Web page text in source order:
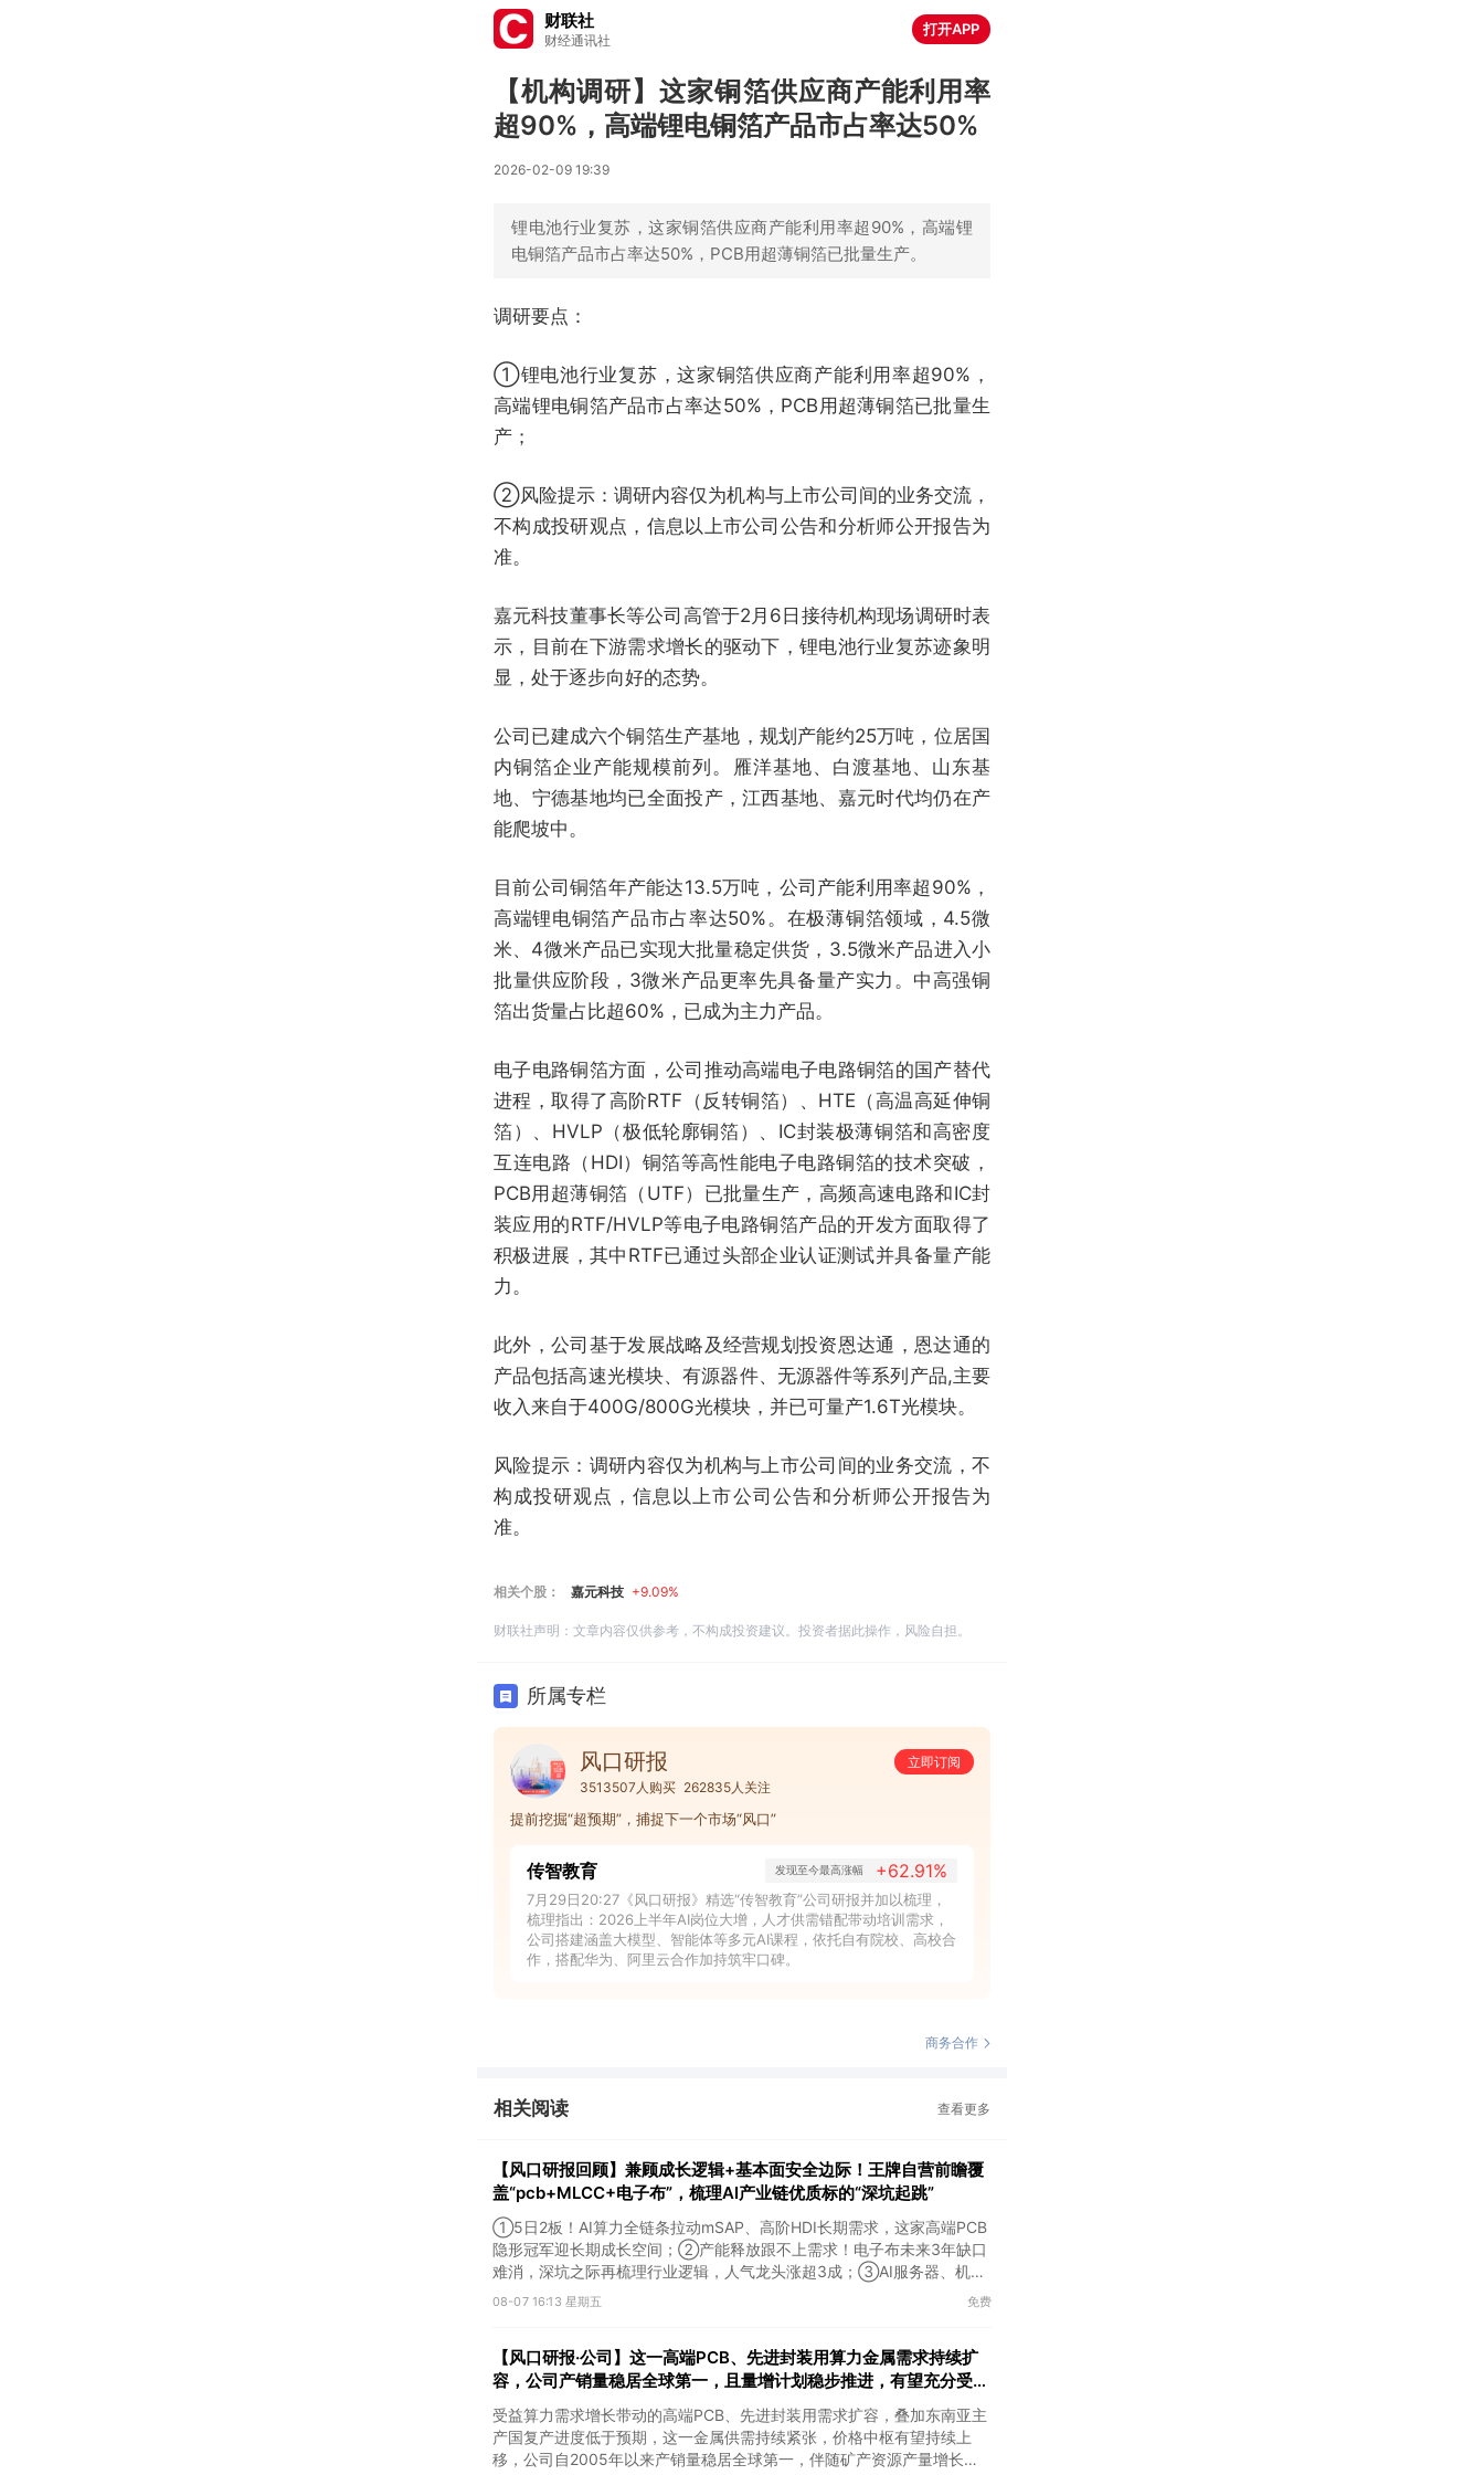
财联社
财经通讯社
打开APP
【机构调研】这家铜箔供应商产能利用率
超90%，高端锂电铜箔产品市占率达50%
2026-02-09 19:39
锂电池行业复苏，这家铜箔供应商产能利用率超90%，高端锂
电铜箔产品市占率达50%，PCB用超薄铜箔已批量生产。
调研要点：
①锂电池行业复苏，这家铜箔供应商产能利用率超90%，
高端锂电铜箔产品市占率达50%，PCB用超薄铜箔已批量生
产；
②风险提示：调研内容仅为机构与上市公司间的业务交流，
不构成投研观点，信息以上市公司公告和分析师公开报告为
准。
嘉元科技董事长等公司高管于2月6日接待机构现场调研时表
示，目前在下游需求增长的驱动下，锂电池行业复苏迹象明
显，处于逐步向好的态势。
公司已建成六个铜箔生产基地，规划产能约25万吨，位居国
内铜箔企业产能规模前列。雁洋基地、白渡基地、山东基
地、宁德基地均已全面投产，江西基地、嘉元时代均仍在产
能爬坡中。
目前公司铜箔年产能达13.5万吨，公司产能利用率超90%，
高端锂电铜箔产品市占率达50%。在极薄铜箔领域，4.5微
米、4微米产品已实现大批量稳定供货，3.5微米产品进入小
批量供应阶段，3微米产品更率先具备量产实力。中高强铜
箔出货量占比超60%，已成为主力产品。
电子电路铜箔方面，公司推动高端电子电路铜箔的国产替代
进程，取得了高阶RTF（反转铜箔）、HTE（高温高延伸铜
箔）、HVLP（极低轮廓铜箔）、IC封装极薄铜箔和高密度
互连电路（HDI）铜箔等高性能电子电路铜箔的技术突破，
PCB用超薄铜箔（UTF）已批量生产，高频高速电路和IC封
装应用的RTF/HVLP等电子电路铜箔产品的开发方面取得了
积极进展，其中RTF已通过头部企业认证测试并具备量产能
力。
此外，公司基于发展战略及经营规划投资恩达通，恩达通的
产品包括高速光模块、有源器件、无源器件等系列产品,主要
收入来自于400G/800G光模块，并已可量产1.6T光模块。
风险提示：调研内容仅为机构与上市公司间的业务交流，不
构成投研观点，信息以上市公司公告和分析师公开报告为
准。
相关个股： 嘉元科技 +9.09%
财联社声明：文章内容仅供参考，不构成投资建议。投资者据此操作，风险自担。
所属专栏
风口研报
立即订阅
3513507人购买 262835人关注
提前挖掘“超预期”，捕捉下一个市场“风口”
传智教育 发现至今最高涨幅 +62.91%
7月29日20:27《风口研报》精选“传智教育”公司研报并加以梳理，
梳理指出：2026上半年AI岗位大增，人才供需错配带动培训需求，
公司搭建涵盖大模型、智能体等多元AI课程，依托自有院校、高校合
作，搭配华为、阿里云合作加持筑牢口碑。
商务合作
相关阅读 查看更多
【风口研报回顾】兼顾成长逻辑+基本面安全边际！王牌自营前瞻覆
盖“pcb+MLCC+电子布”，梳理AI产业链优质标的“深坑起跳”
①5日2板！AI算力全链条拉动mSAP、高阶HDI长期需求，这家高端PCB
隐形冠军迎长期成长空间；②产能释放跟不上需求！电子布未来3年缺口
难消，深坑之际再梳理行业逻辑，人气龙头涨超3成；③AI服务器、机器
人带动MLCC景气周期持续！这家公司扩产、涨价预期暂未被市场定价，
08-07 16:13 星期五 免费
【风口研报·公司】这一高端PCB、先进封装用算力金属需求持续扩
容，公司产销量稳居全球第一，且量增计划稳步推进，有望充分受益
价格上行
受益算力需求增长带动的高端PCB、先进封装用需求扩容，叠加东南亚主
产国复产进度低于预期，这一金属供需持续紧张，价格中枢有望持续上
移，公司自2005年以来产销量稳居全球第一，伴随矿产资源产量增长与